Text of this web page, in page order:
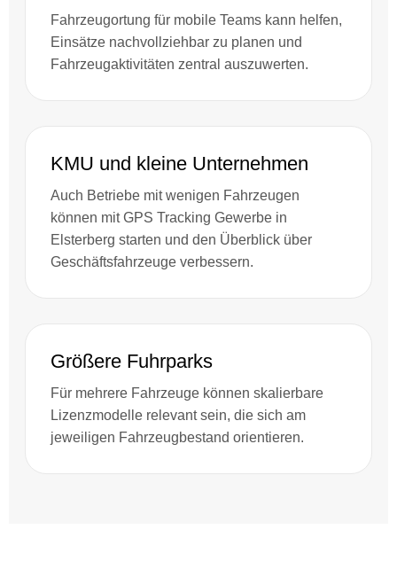
Fahrzeugortung für mobile Teams kann helfen,
Einsätze nachvollziehbar zu planen und
Fahrzeugaktivitäten zentral auszuwerten.
KMU und kleine Unternehmen
Auch Betriebe mit wenigen Fahrzeugen
können mit GPS Tracking Gewerbe in
Elsterberg starten und den Überblick über
Geschäftsfahrzeuge verbessern.
Größere Fuhrparks
Für mehrere Fahrzeuge können skalierbare
Lizenzmodelle relevant sein, die sich am
jeweiligen Fahrzeugbestand orientieren.